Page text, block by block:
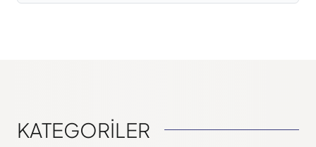
KATEGORİLER